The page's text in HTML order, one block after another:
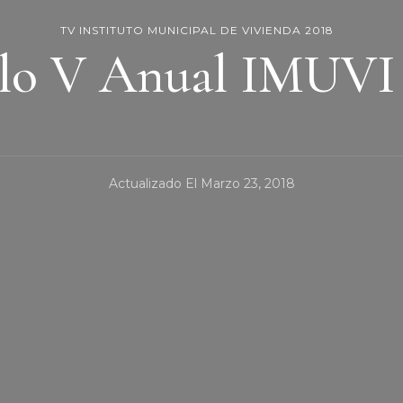
TV INSTITUTO MUNICIPAL DE VIVIENDA 2018
V Anual IMUVI
Actualizado El Marzo 23, 2018